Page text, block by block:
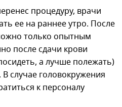
процедуру, врачи
ее на раннее утро. После
только опытным
после сдачи крови
а лучше полежать)
случае головокружения
к персоналу